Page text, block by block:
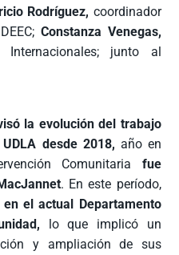
Rodríguez, coordinador
Constanza Venegas,
Internacionales; junto al
la evolución del trabajo
desde 2018, año en
Comunitaria fue
. En este período,
el actual Departamento
lo que implicó un
y ampliación de sus